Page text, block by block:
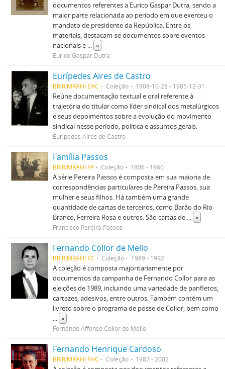
documentos referentes a Eurico Gaspar Dutra, sendo a
maior parte relacionada ao período em que exerceu o
mandato de presidente da República. Entre os
materiais, destacam-se documentos sobre eventos
nacionais e ... »
Eurico Gaspar Dutra
Eurípedes Aires de Castro
BR RJMRAHI EAC Coleção 1908-10-28 - 1985-12-31
Reúne documentação textual e oral referente à
trajetória do titular como líder sindical dos metalúrgicos
e seus depoimentos sobre a evolução do movimento
sindical nesse período, política e assuntos gerais.
Eurípedes Aires de Castro
Família Passos
BR RJMRAHI FP Coleção 1806 - 1960
A série Pereira Passos é composta em sua maioria de
correspondências particulares de Pereira Passos, sua
mulher e seus filhos. Há também uma grande
quantidade de cartas de terceiros, como Barão do Rio
Branco, Ferreira Rosa e outros. São cartas de ... »
Francisco Pereira Passos
Fernando Collor de Mello
BR RJMRAHI FC Coleção 1989 - 1992
A coleção é composta majoritariamente por
documentos da campanha de Fernando Collor para as
eleições de 1989, incluindo uma variedade de panfletos,
cartazes, adesivos, entre outros. Também contém um
livreto sobre o programa de posse de Collor, bem como
... »
Fernando Affonso Collor de Mello
Fernando Henrique Cardoso
BR RJMRAHI FHC Coleção 1987 - 2002